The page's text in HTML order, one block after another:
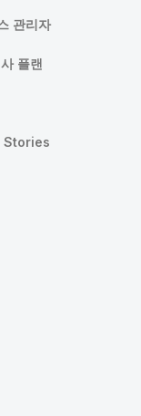
관리자
플랜
Stories